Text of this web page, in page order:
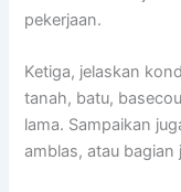
pekerjaan.
Ketiga, jelaskan
tanah, batu,
lama. Sampaikan
amblas, atau